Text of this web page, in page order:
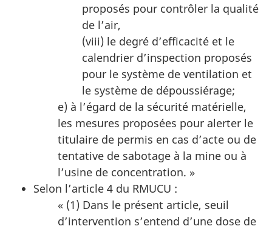
proposés pour contrôler la qualité
de l’air,
(viii) le degré d’efficacité et le
calendrier d’inspection proposés
pour le système de ventilation et
le système de dépoussiérage;
e) à l’égard de la sécurité matérielle,
les mesures proposées pour alerter le
titulaire de permis en cas d’acte ou de
tentative de sabotage à la mine ou à
l’usine de concentration. »
Selon l’article 4 du RMUCU :
« (1) Dans le présent article, seuil
d’intervention s’entend d’une dose de